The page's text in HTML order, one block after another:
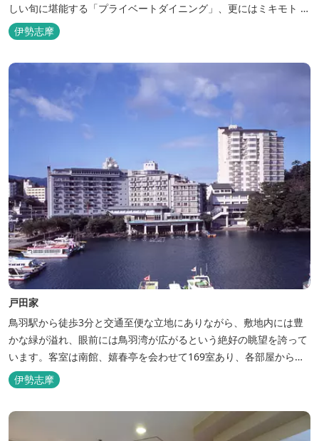
しい旬に堪能する「プライベートダイニング」、更にはミキモト コ
スメティックスとの提携により実現した、日本初の「パールオーロ
ラ風呂」が誕生。
伊勢志摩
戸田家
鳥羽駅から徒歩3分と交通至便な立地にありながら、敷地内には豊
かな緑が溢れ、眼前には鳥羽湾が広がるという絶好の眺望を誇って
います。客室は南館、嬉春亭を会わせて169室あり、各部屋からの
景観の美しさも格別。伊勢湾で揚がった海の幸を使った会席料理も
自慢です。 旅の疲れを癒すには、男女あわせて13湯と足湯2湯の
伊勢志摩